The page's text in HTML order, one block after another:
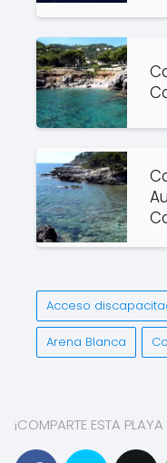
Acceso
Arena Blanca
¡COMPARTE ESTA